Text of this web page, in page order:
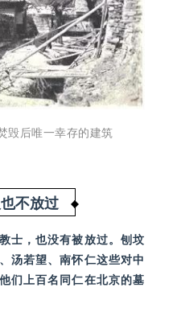
毁后唯一幸存的建筑
不放过
士，也没有被放过。刨坟
汤若望、南怀仁这些对中
们上百名同仁在北京的墓